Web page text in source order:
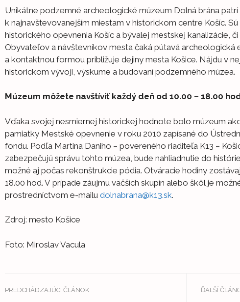
Unikátne podzemné archeologické múzeum Dolná brána
k najnavštevovanejším miestam v historickom centre Košíc.
historického opevnenia Košíc a bývalej mestskej kanalizácie,
Obyvateľov a návštevníkov mesta čaká pútavá archeologická
a kontaktnou formou približuje dejiny mesta Košice. Nájdu v
historickom vývoji, výskume a budovaní podzemného múzea.
Múzeum môžete navštíviť každý deň od 10.00 – 18.00
Vďaka svojej nesmiernej historickej hodnote bolo múzeum
pamiatky Mestské opevnenie v roku 2010 zapísané do
fondu. Podľa Martina Daniho – povereného riaditeľa K13 –
zabezpečujú správu tohto múzea, bude nahliadnutie do
možné aj počas rekonštrukcie pódia. Otváracie hodiny
18.00 hod. V prípade záujmu väčších skupín alebo škôl je
prostredníctvom e-mailu dolnabrana@k13.sk.
Zdroj: mesto Košice
Foto: Miroslav Vacula
PREDCHÁDZAJÚCI ČLÁNOK ĎALŠÍ